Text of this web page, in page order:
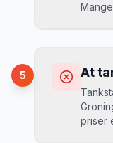
kr. i
Du
var
5 At
priser